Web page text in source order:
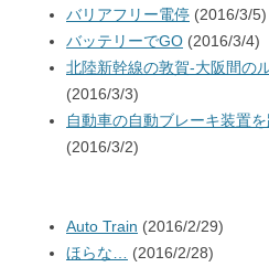
バリアフリー電停 (2016/3/5)
バッテリーでGO (2016/3/4)
北陸新幹線の敦賀-大阪間の
(2016/3/3)
自動車の自動ブレーキ装置
(2016/3/2)
Auto Train (2016/2/29)
ほらな…
(2016/2/28)